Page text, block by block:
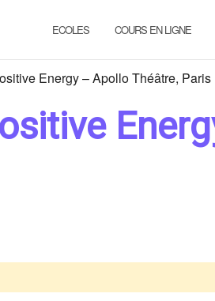
ECOLES COURS EN LIGNE
Energy – Apollo Théâtre, Paris